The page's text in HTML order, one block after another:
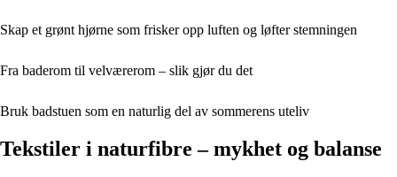
Skap et grønt hjørne som frisker opp luften og løfter stemningen
Fra baderom til velværerom – slik gjør du det
Bruk badstuen som en naturlig del av sommerens uteliv
Tekstiler i naturfibre – mykhet og balanse